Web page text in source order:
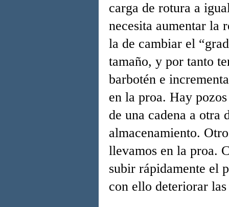
carga de rotura a
necesita aumentar la
la de cambiar el
tamaño, y por tanto
barbotén e
en la proa. Hay
de una cadena a otra
almacenamiento.
llevamos en la proa.
subir rápidamente el
con ello deteriorar